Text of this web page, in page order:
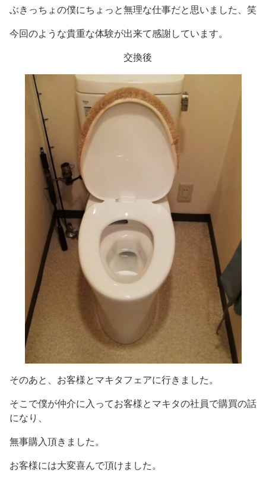
ぶきっちょの僕にちょっと無理な仕事だと思いました、笑
今回のような貴重な体験が出来て感謝しています。
交換後
そのあと、お客様とマキタフェアに行きました。
そこで僕が仲介に入ってお客様とマキタの社員で購買の話
になり、
無事購入頂きました。
お客様には大変喜んで頂けました。